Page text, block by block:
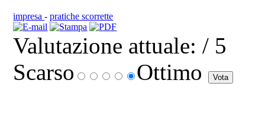
impresa-pratiche scorrette
Valutazione attuale: / 5
Scarso
Ottimo